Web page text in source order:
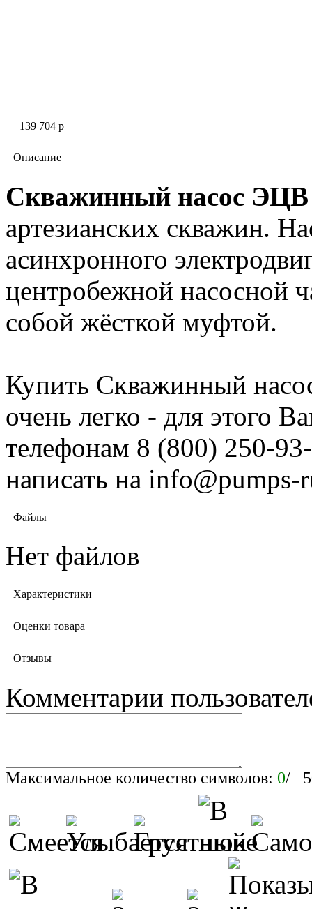
139 704 p
Описание
Скважинный насос ЭЦВ
артезианских скважин.
асинхронного
центробежной наcосной
собой жёсткой муфтой.
Купить Скважинный
очень легко - для этого
телефонам 8 (800) 250-
написать на info@pumps-
Файлы
Нет файлов
Характеристики
Оценки товара
Отзывы
Комментарии
Максимальное количество символов: 0/